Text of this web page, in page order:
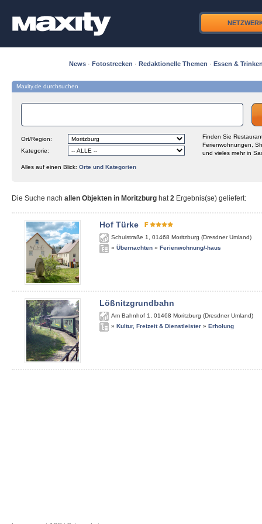
News · Fotostrecken · Redaktionelle Themen · Essen &
Maxity.de durchsuchen
Ort/Region:
Kategorie:
Finden Sie
Ferienwohnungen,
und vieles mehr in
Alles auf einen Blick: Orte und Kategorien
Die Suche nach allen Objekten in Moritzburg hat2 Ergebnis(se) geliefert:
Hof Türke
Schulstraße 1 01468 Moritzburg (Dresdner Umland)
» Übernachten » Ferienwohnung/-haus
Lößnitzgrundbahn
Am Bahnhof 1 01468 Moritzburg (Dresdner Umland)
» Kultur, Freizeit & Dienstleister » Erholung